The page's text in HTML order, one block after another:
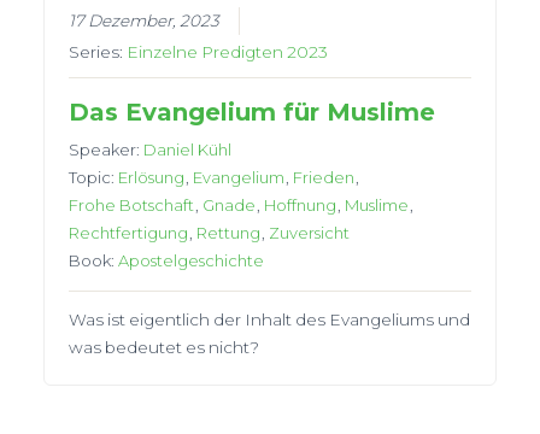
17 Dezember, 2023
Series: Einzelne Predigten 2023
Das Evangelium für Muslime
Speaker: Daniel Kühl
Topic: Erlösung, Evangelium, Frieden,
Frohe Botschaft, Gnade, Hoffnung, Muslime,
Rechtfertigung, Rettung, Zuversicht
Book:Apostelgeschichte
Was ist eigentlich der Inhalt des Evangeliums und
was bedeutet es nicht?